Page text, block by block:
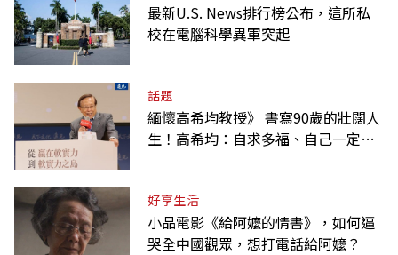
最新U.S. News排行榜公布，這所私
校在電腦科學異軍突起
話題
緬懷高希均教授》 書寫90歲的壯闊人
生！高希均：自求多福、自己一定要
好享生活
小品電影《給阿嬤的情書》，如何逼
哭全中國觀眾，想打電話給阿嬤？